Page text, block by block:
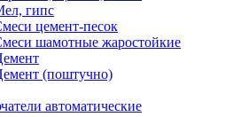
гипс
цемент-песок
шамотные жаростойкие
(поштучно)
автоматические